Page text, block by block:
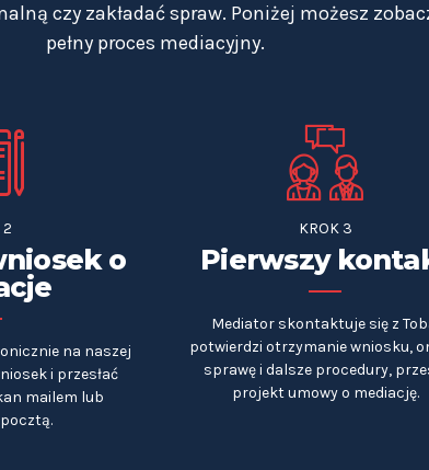
czy zakładać spraw. Poniżej możesz
pełny proces mediacyjny.
2
o
na naszej
i przesłać
mailem lub
KROK 3
Pierwszy
Mediator skontaktuje się z
potwierdzi otrzymanie wniosku,
sprawę i dalsze procedury,
projekt umowy o mediację.